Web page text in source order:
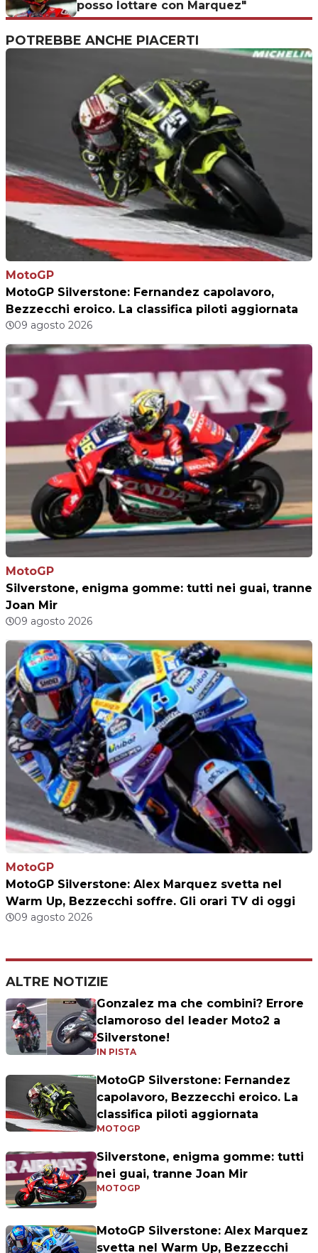
posso lottare con Marquez"
POTREBBE ANCHE PIACERTI
MotoGP
MotoGP Silverstone: Fernandez capolavoro,
Bezzecchi eroico. La classifica piloti aggiornata
09 agosto 2026
MotoGP
Silverstone, enigma gomme: tutti nei guai, tranne
Joan Mir
09 agosto 2026
MotoGP
MotoGP Silverstone: Alex Marquez svetta nel
Warm Up, Bezzecchi soffre. Gli orari TV di oggi
09 agosto 2026
ALTRE NOTIZIE
Gonzalez ma che combini? Errore
clamoroso del leader Moto2 a
Silverstone!
IN PISTA
MotoGP Silverstone: Fernandez
capolavoro, Bezzecchi eroico. La
classifica piloti aggiornata
MOTOGP
Silverstone, enigma gomme: tutti
nei guai, tranne Joan Mir
MOTOGP
MotoGP Silverstone: Alex Marquez
svetta nel Warm Up, Bezzecchi